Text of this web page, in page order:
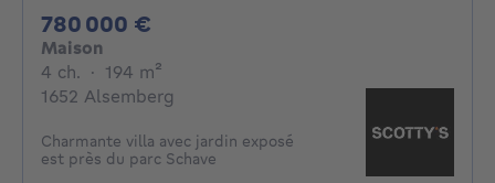
780 000 €
Maison
4 ch. 4 chambres
· 194 m²
1652 Alsemberg
Charmante villa avec jardin exposé
est près du parc Schave